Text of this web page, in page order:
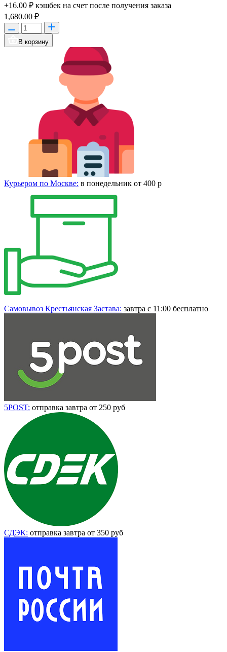
+16.00 ₽ кэшбек на счет после получения заказа
1,680.00 ₽
В корзину
Курьером по Москве: в понедельник от 400 р
Самовывоз Крестьянская Застава: завтра с 11:00 бесплатно
5POST: отправка завтра от 250 руб
СДЭК: отправка завтра от 350 руб